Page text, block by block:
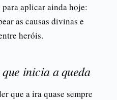
aplicar ainda hoje:
as causas divinas e
heróis.
inicia a queda
que a ira quase sempre